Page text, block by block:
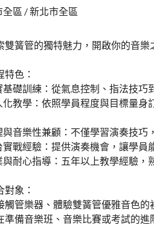
全區 / 新北市全區
雙簧管的獨特魅力，開啟你的音樂
特色：
基礎訓練：從氣息控制、指法技巧
化教學：依照學員程度與目標量身
與音樂性兼顧：不僅學習演奏技巧
實戰經驗：提供演奏機會，讓學員
與耐心指導：五年以上教學經驗，
對象：
觸管樂器、體驗雙簧管優雅音色的
準備音樂班、音樂比賽或考試的進